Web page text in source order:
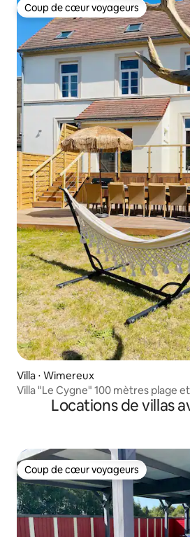
Coup de cœur voyageurs
Coup de cœur voyageurs
Villa ⋅ Wimereux
Villa "Le Cygne" 100 mètres plage
Locations de villas
Coup de cœur voyageurs
Coup de cœur voyageurs